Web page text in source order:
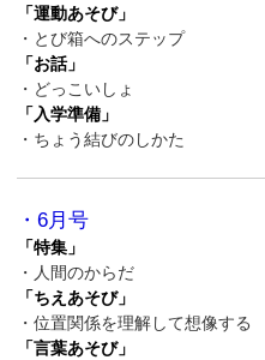
「運動あそび」
・とび箱へのステップ
「お話」
・どっこいしょ
「入学準備」
・ちょう結びのしかた
・6月号
「特集」
・人間のからだ
「ちえあそび」
・位置関係を理解して想像する
「言葉あそび」